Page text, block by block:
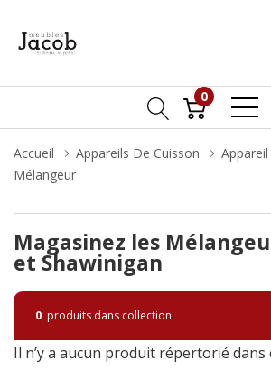
0
Accueil Appareils De Cuisson
Mélangeur
Magasinez les
et Shawinigan
0 produits dans collection
Il n’y a aucun produit répertorié dans